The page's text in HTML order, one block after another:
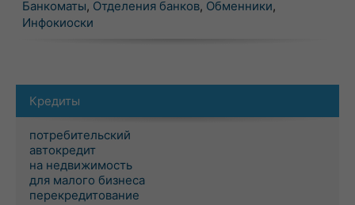
Банкоматы, Отделения банков, Обменники,
Инфокиоски
Кредиты
потребительский
автокредит
на недвижимость
для малого бизнеса
перекредитование